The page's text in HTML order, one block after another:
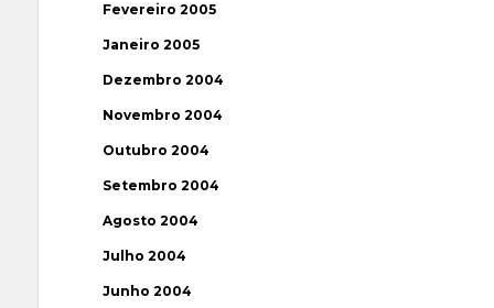
Fevereiro 2005
Janeiro 2005
Dezembro 2004
Novembro 2004
Outubro 2004
Setembro 2004
Agosto 2004
Julho 2004
Junho 2004